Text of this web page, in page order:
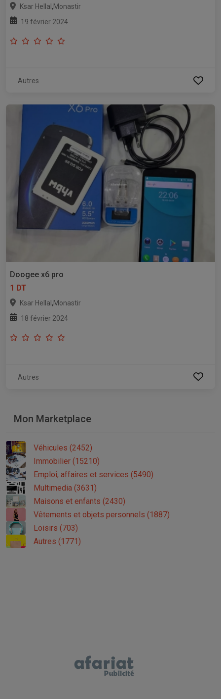
Ksar Hellal ,Monastir
19 février 2024
Autres
Doogee x6 pro
1 DT
Ksar Hellal ,Monastir
18 février 2024
Autres
Mon Marketplace
Véhicules (2452)
Immobilier (15210)
Emploi, affaires et services (5490)
Multimedia (3631)
Maisons et enfants (2430)
Vêtements et objets personnels (1887)
Loisirs (703)
Autres (1771)